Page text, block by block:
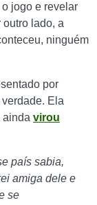
jogo e revelar
outro lado, a
ninguém
por
Ela
ainda virou
país sabia,
amiga dele e
se